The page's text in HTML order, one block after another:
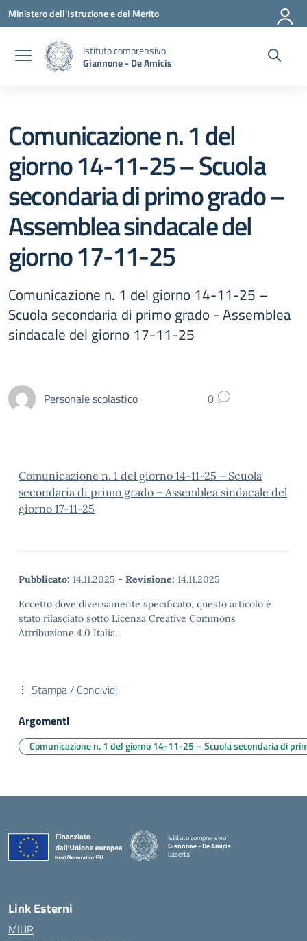
Vai ai contenuti
Vai al menu di navigazione
Vai al footer
Ministero dell'Istruzione e del Merito
Istituto comprensivo
Giannone - De Amicis
Comunicazione n. 1 del
giorno 14-11-25 – Scuola
secondaria di primo grado –
Assemblea sindacale del
giorno 17-11-25
Comunicazione n. 1 del giorno 14-11-25 –
Scuola secondaria di primo grado - Assemblea
sindacale del giorno 17-11-25
Personale scolastico 0
Comunicazione n. 1 del giorno 14-11-25 – Scuola
secondaria di primo grado – Assemblea sindacale del
giorno 17-11-25
Pubblicato: 14.11.2025 - Revisione: 14.11.2025
Eccetto dove diversamente specificato, questo articolo è
stato rilasciato sotto Licenza Creative Commons
Attribuzione 4.0 Italia.
Stampa / Condividi
Argomenti
Comunicazione n. 1 del giorno 14-11-25 – Scuola secondaria di
Istituto comprensivo
Giannone - De Amicis
Caserta
Link Esterni
MIUR